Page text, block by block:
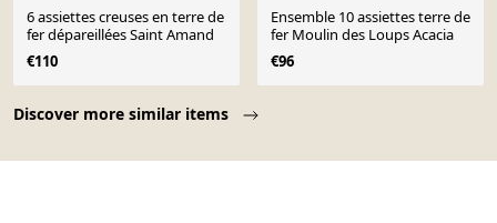
Discover more similar items
6 assiettes creuses en terre de
fer dépareillées Saint Amand
€110
Ensemble 10 assiettes terre de
fer Moulin des Loups Acacia
€96